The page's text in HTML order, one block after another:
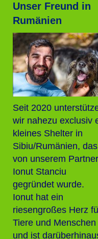
Unser Freund in
Rumänien
Seit 2020
wir nahezu exclusiv
kleines Shelter in
Sibiu/Rumänien, das
von unserem Partner
Ionut Stanciu
gegründet wurde.
Ionut hat ein
riesengroßes Herz
Tiere und Menschen
und ist